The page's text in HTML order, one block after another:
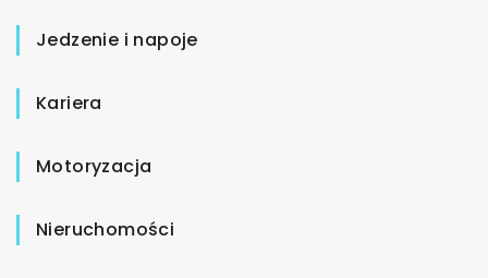
Jedzenie i napoje
Kariera
Motoryzacja
Nieruchomości